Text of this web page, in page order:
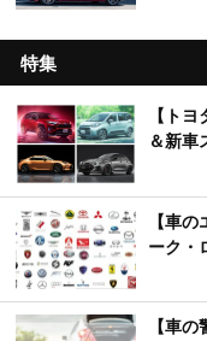
特集
【ト
＆新車
【車
ーク・
【車